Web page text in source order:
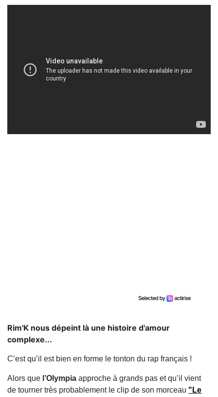
Rim'K nous dépeint là une histoire d'amour
complexe...
C’est qu’il est bien en forme le tonton du rap français !
Alors que l’Olympia approche à grands pas et qu’il vient
de tourner très probablement le clip de son morceau "Le